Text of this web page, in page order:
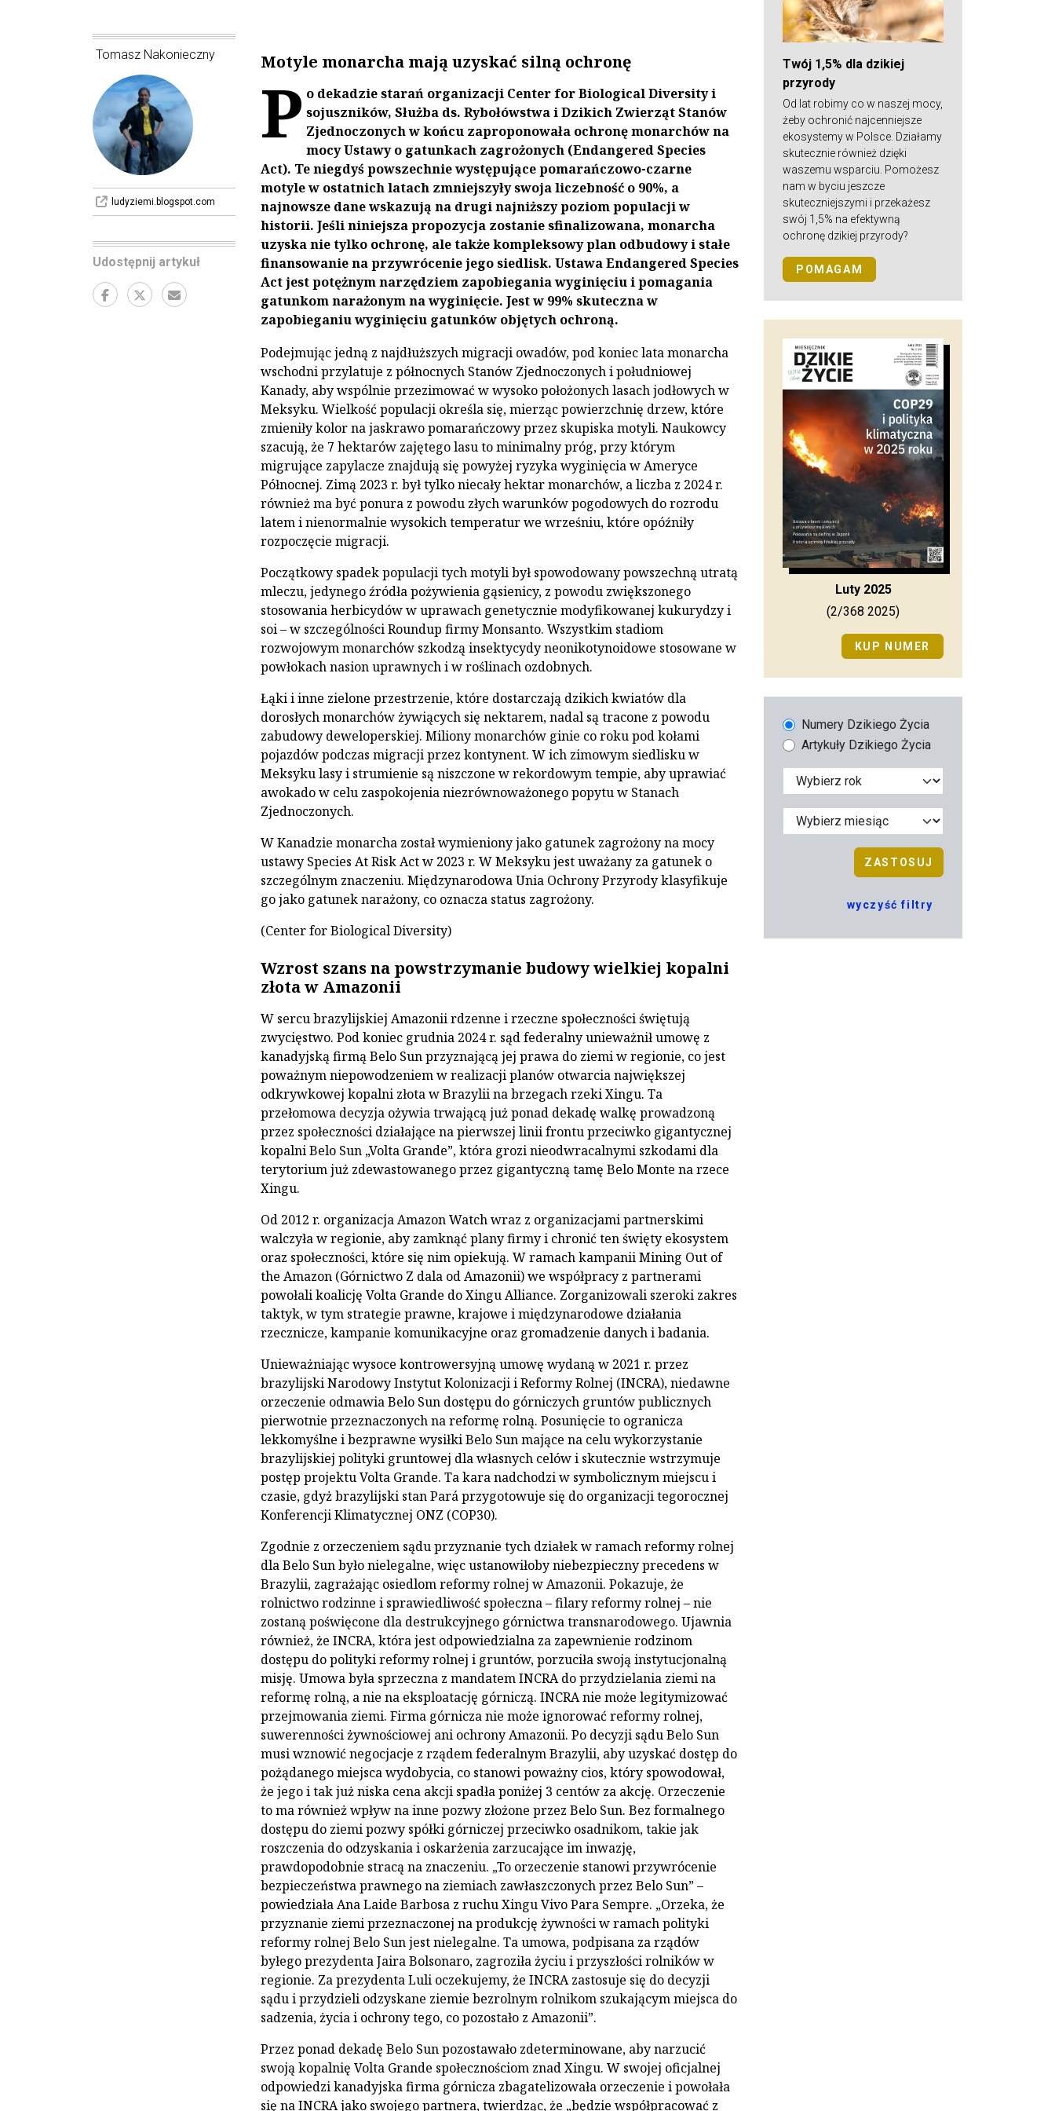
Tomasz Nakonieczny
ludyziemi.blogspot.com
Udostępnij artykuł
Motyle monarcha mają uzyskać silną ochronę
P o dekadzie starań organizacji Center for Biological Diversity i
sojuszników, Służba ds. Rybołówstwa i Dzikich Zwierząt Stanów
Zjednoczonych w końcu zaproponowała ochronę monarchów na
mocy Ustawy o gatunkach zagrożonych (Endangered Species
Act). Te niegdyś powszechnie występujące pomarańczowo-czarne
motyle w ostatnich latach zmniejszyły swoja liczebność o 90%, a
najnowsze dane wskazują na drugi najniższy poziom populacji w
historii. Jeśli niniejsza propozycja zostanie sfinalizowana, monarcha
uzyska nie tylko ochronę, ale także kompleksowy plan odbudowy i stałe
finansowanie na przywrócenie jego siedlisk. Ustawa Endangered Species
Act jest potężnym narzędziem zapobiegania wyginięciu i pomagania
gatunkom narażonym na wyginięcie. Jest w 99% skuteczna w
zapobieganiu wyginięciu gatunków objętych ochroną.
Podejmując jedną z najdłuższych migracji owadów, pod koniec lata monarcha
wschodni przylatuje z północnych Stanów Zjednoczonych i południowej
Kanady, aby wspólnie przezimować w wysoko położonych lasach jodłowych w
Meksyku. Wielkość populacji określa się, mierząc powierzchnię drzew, które
zmieniły kolor na jaskrawo pomarańczowy przez skupiska motyli. Naukowcy
szacują, że 7 hektarów zajętego lasu to minimalny próg, przy którym
migrujące zapylacze znajdują się powyżej ryzyka wyginięcia w Ameryce
Północnej. Zimą 2023 r. był tylko niecały hektar monarchów, a liczba z 2024 r.
również ma być ponura z powodu złych warunków pogodowych do rozrodu
latem i nienormalnie wysokich temperatur we wrześniu, które opóźniły
rozpoczęcie migracji.
Początkowy spadek populacji tych motyli był spowodowany powszechną utratą
mleczu, jedynego źródła pożywienia gąsienicy, z powodu zwiększonego
stosowania herbicydów w uprawach genetycznie modyfikowanej kukurydzy i
soi – w szczególności Roundup firmy Monsanto. Wszystkim stadiom
rozwojowym monarchów szkodzą insektycydy neonikotynoidowe stosowane w
powłokach nasion uprawnych i w roślinach ozdobnych.
Łąki i inne zielone przestrzenie, które dostarczają dzikich kwiatów dla
dorosłych monarchów żywiących się nektarem, nadal są tracone z powodu
zabudowy deweloperskiej. Miliony monarchów ginie co roku pod kołami
pojazdów podczas migracji przez kontynent. W ich zimowym siedlisku w
Meksyku lasy i strumienie są niszczone w rekordowym tempie, aby uprawiać
awokado w celu zaspokojenia niezrównoważonego popytu w Stanach
Zjednoczonych.
W Kanadzie monarcha został wymieniony jako gatunek zagrożony na mocy
ustawy Species At Risk Act w 2023 r. W Meksyku jest uważany za gatunek o
szczególnym znaczeniu. Międzynarodowa Unia Ochrony Przyrody klasyfikuje
go jako gatunek narażony, co oznacza status zagrożony.
(Center for Biological Diversity)
Wzrost szans na powstrzymanie budowy wielkiej kopalni
złota w Amazonii
W sercu brazylijskiej Amazonii rdzenne i rzeczne społeczności świętują
zwycięstwo. Pod koniec grudnia 2024 r. sąd federalny unieważnił umowę z
kanadyjską firmą Belo Sun przyznającą jej prawa do ziemi w regionie, co jest
poważnym niepowodzeniem w realizacji planów otwarcia największej
odkrywkowej kopalni złota w Brazylii na brzegach rzeki Xingu. Ta
przełomowa decyzja ożywia trwającą już ponad dekadę walkę prowadzoną
przez społeczności działające na pierwszej linii frontu przeciwko gigantycznej
kopalni Belo Sun „Volta Grande”, która grozi nieodwracalnymi szkodami dla
terytorium już zdewastowanego przez gigantyczną tamę Belo Monte na rzece
Xingu.
Od 2012 r. organizacja Amazon Watch wraz z organizacjami partnerskimi
walczyła w regionie, aby zamknąć plany firmy i chronić ten święty ekosystem
oraz społeczności, które się nim opiekują. W ramach kampanii Mining Out of
the Amazon (Górnictwo Z dala od Amazonii) we współpracy z partnerami
powołali koalicję Volta Grande do Xingu Alliance. Zorganizowali szeroki zakres
taktyk, w tym strategie prawne, krajowe i międzynarodowe działania
rzecznicze, kampanie komunikacyjne oraz gromadzenie danych i badania.
Unieważniając wysoce kontrowersyjną umowę wydaną w 2021 r. przez
brazylijski Narodowy Instytut Kolonizacji i Reformy Rolnej (INCRA), niedawne
orzeczenie odmawia Belo Sun dostępu do górniczych gruntów publicznych
pierwotnie przeznaczonych na reformę rolną. Posunięcie to ogranicza
lekkomyślne i bezprawne wysiłki Belo Sun mające na celu wykorzystanie
brazylijskiej polityki gruntowej dla własnych celów i skutecznie wstrzymuje
postęp projektu Volta Grande. Ta kara nadchodzi w symbolicznym miejscu i
czasie, gdyż brazylijski stan Pará przygotowuje się do organizacji tegorocznej
Konferencji Klimatycznej ONZ (COP30).
Zgodnie z orzeczeniem sądu przyznanie tych działek w ramach reformy rolnej
dla Belo Sun było nielegalne, więc ustanowiłoby niebezpieczny precedens w
Brazylii, zagrażając osiedlom reformy rolnej w Amazonii. Pokazuje, że
rolnictwo rodzinne i sprawiedliwość społeczna – filary reformy rolnej – nie
zostaną poświęcone dla destrukcyjnego górnictwa transnarodowego. Ujawnia
również, że INCRA, która jest odpowiedzialna za zapewnienie rodzinom
dostępu do polityki reformy rolnej i gruntów, porzuciła swoją instytucjonalną
misję. Umowa była sprzeczna z mandatem INCRA do przydzielania ziemi na
reformę rolną, a nie na eksploatację górniczą. INCRA nie może legitymizować
przejmowania ziemi. Firma górnicza nie może ignorować reformy rolnej,
suwerenności żywnościowej ani ochrony Amazonii. Po decyzji sądu Belo Sun
musi wznowić negocjacje z rządem federalnym Brazylii, aby uzyskać dostęp do
pożądanego miejsca wydobycia, co stanowi poważny cios, który spowodował,
że jego i tak już niska cena akcji spadła poniżej 3 centów za akcję. Orzeczenie
to ma również wpływ na inne pozwy złożone przez Belo Sun. Bez formalnego
dostępu do ziemi pozwy spółki górniczej przeciwko osadnikom, takie jak
roszczenia do odzyskania i oskarżenia zarzucające im inwazję,
prawdopodobnie stracą na znaczeniu. „To orzeczenie stanowi przywrócenie
bezpieczeństwa prawnego na ziemiach zawłaszczonych przez Belo Sun” –
powiedziała Ana Laide Barbosa z ruchu Xingu Vivo Para Sempre. „Orzeka, że
przyznanie ziemi przeznaczonej na produkcję żywności w ramach polityki
reformy rolnej Belo Sun jest nielegalne. Ta umowa, podpisana za rządów
byłego prezydenta Jaira Bolsonaro, zagroziła życiu i przyszłości rolników w
regionie. Za prezydenta Luli oczekujemy, że INCRA zastosuje się do decyzji
sądu i przydzieli odzyskane ziemie bezrolnym rolnikom szukającym miejsca do
sadzenia, życia i ochrony tego, co pozostało z Amazonii”.
Przez ponad dekadę Belo Sun pozostawało zdeterminowane, aby narzucić
swoją kopalnię Volta Grande społecznościom znad Xingu. W swojej oficjalnej
odpowiedzi kanadyjska firma górnicza zbagatelizowała orzeczenie i powołała
się na INCRA jako swojego partnera, twierdząc, że „będzie współpracować z
Twój 1,5% dla dzikiej
przyrody
Od lat robimy co w naszej mocy,
żeby ochronić najcenniejsze
ekosystemy w Polsce. Działamy
skutecznie również dzięki
waszemu wsparciu. Pomożesz
nam w byciu jeszcze
skuteczniejszymi i przekażesz
swój 1,5% na efektywną
ochronę dzikiej przyrody?
POMAGAM
Luty 2025
(2/368 2025)
KUP NUMER
Numery Dzikiego Życia
Artykuły Dzikiego Życia
ZASTOSUJ
wyczyść filtry